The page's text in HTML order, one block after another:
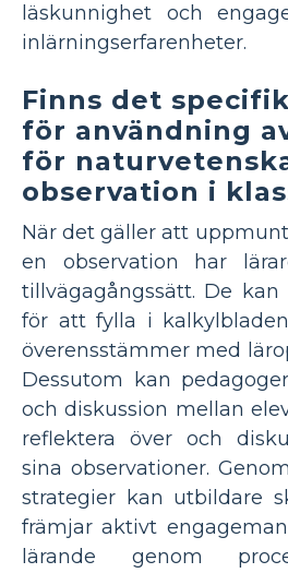
läskunnighet och
inlärningserfarenheter.
Finns det
för användning
för
observation i
När det gäller att
en observation har
tillvägagångssätt. De
för att fylla i
överensstämmer med
Dessutom kan
och diskussion mellan
reflektera över och
sina observationer.
strategier kan utbildare
främjar aktivt
lärande genom